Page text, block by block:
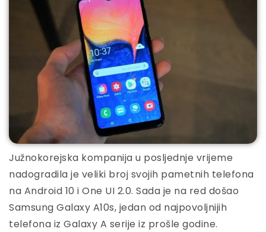
Južnokorejska kompanija u posljednje vrijeme
nadogradila je veliki broj svojih pametnih telefona
na Android 10 i One UI 2.0. Sada je na red došao
Samsung Galaxy A10s, jedan od najpovoljnijih
telefona iz Galaxy A serije iz prošle godine.